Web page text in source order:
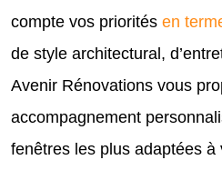
compte vos priorités en
de style architectural,
Avenir Rénovations vous
accompagnement
fenêtres les plus adaptées